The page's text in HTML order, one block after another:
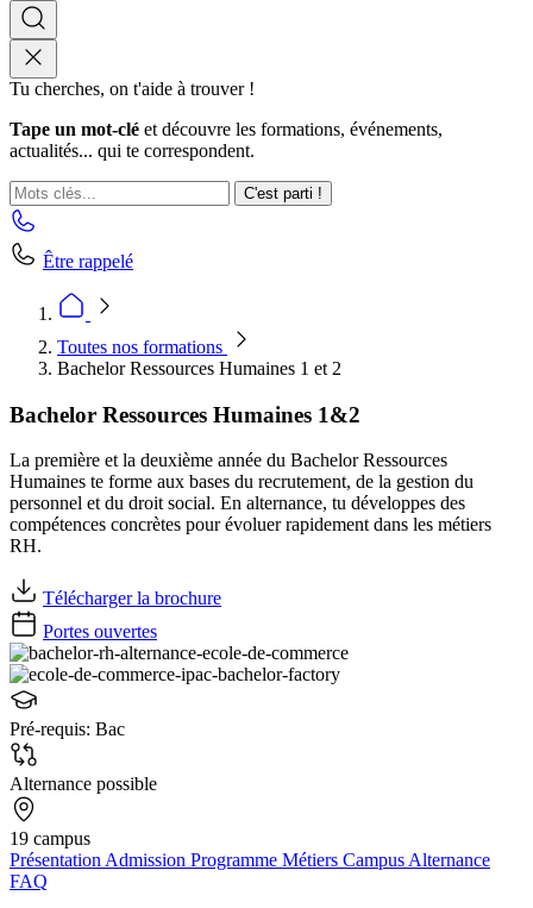
Tu cherches, on t'aide à trouver !
Tape un mot-clé et découvre les formations, événements,
actualités... qui te correspondent.
C'est parti !
Être rappelé
Toutes nos formations
Bachelor Ressources Humaines 1 et 2
Bachelor Ressources Humaines 1&2
La première et la deuxième année du Bachelor Ressources
Humaines te forme aux bases du recrutement, de la gestion du
personnel et du droit social. En alternance, tu développes des
compétences concrètes pour évoluer rapidement dans les métiers
RH.
Télécharger la brochure
Portes ouvertes
Pré-requis: Bac
Alternance possible
19 campus
PrésentationAdmission Programme Métiers CampusAlternance
FAQ